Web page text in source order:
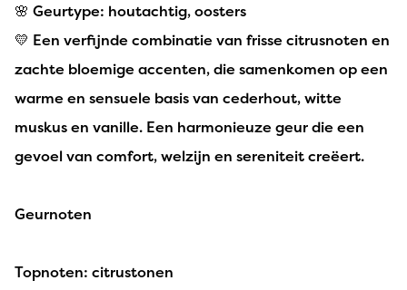
🌸 Geurtype: houtachtig, oosters
💛 Een verfijnde combinatie van frisse citrusnoten en
zachte bloemige accenten, die samenkomen op een
warme en sensuele basis van cederhout, witte
muskus en vanille. Een harmonieuze geur die een
gevoel van comfort, welzijn en sereniteit creëert.
Geurnoten
Topnoten: citrustonen